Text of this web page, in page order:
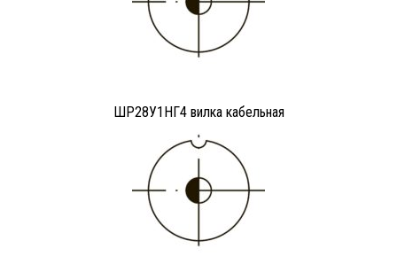
ШР28У1НГ4 вилка кабельная